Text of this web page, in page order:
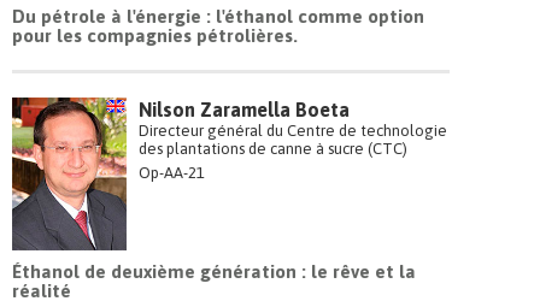
Du pétrole à l'énergie : l'éthanol comme option
pour les compagnies pétrolières.
Nilson Zaramella Boeta
Directeur général du Centre de technologie
des plantations de canne à sucre (CTC)
Op-AA-21
Éthanol de deuxième génération : le rêve et la
réalité